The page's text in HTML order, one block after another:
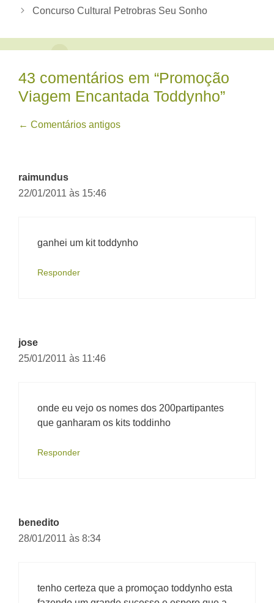
Concurso Cultural Petrobras Seu Sonho
43 comentários em “Promoção
Viagem Encantada Toddynho”
Navegação
← Comentários antigos
raimundus
22/01/2011 às 15:46
ganhei um kit toddynho
Responder
jose
25/01/2011 às 11:46
onde eu vejo os nomes dos 200partipantes
que ganharam os kits toddinho
Responder
benedito
28/01/2011 às 8:34
tenho certeza que a promoçao toddynho esta